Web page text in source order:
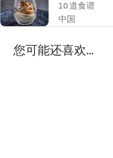
10 道食谱
中国
您可能还喜欢...